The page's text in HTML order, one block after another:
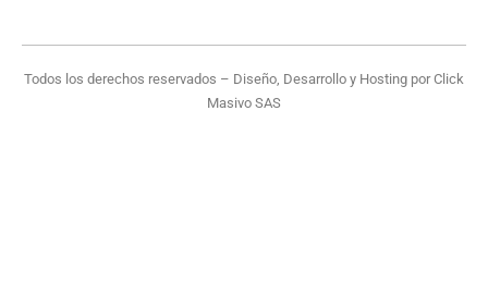
Todos los derechos reservados – Diseño, Desarrollo y Hosting porClick
Masivo SAS